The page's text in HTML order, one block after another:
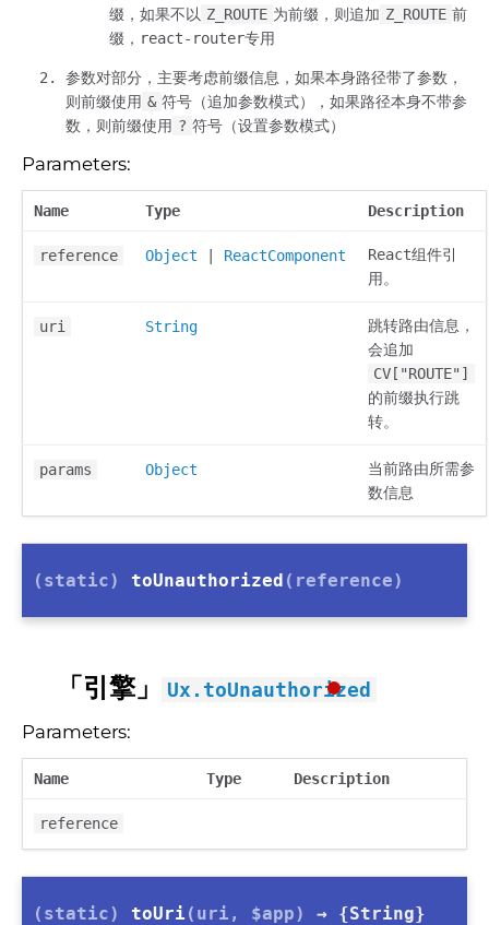
缀，如果不以 Z_ROUTE 为前缀，则追加 Z_ROUTE 前
缀，react-router专用
参数对部分，主要考虑前缀信息，如果本身路径带了参数，
则前缀使用 & 符号（追加参数模式），如果路径本身不带参
数，则前缀使用 ? 符号（设置参数模式）
Parameters:
Name Type Description
reference Object ReactComponent
React组件引
用。
uri String
跳转路由信息，
会追加
CV["ROUTE"]
的前缀执行跳
转。
params Object
当前路由所需参
数信息
(static) toUnauthorized (reference)
「引擎」 Ux.toUnauthorized
Parameters:
Name Type Description
reference
(static) toUri (uri, $app) → {String}